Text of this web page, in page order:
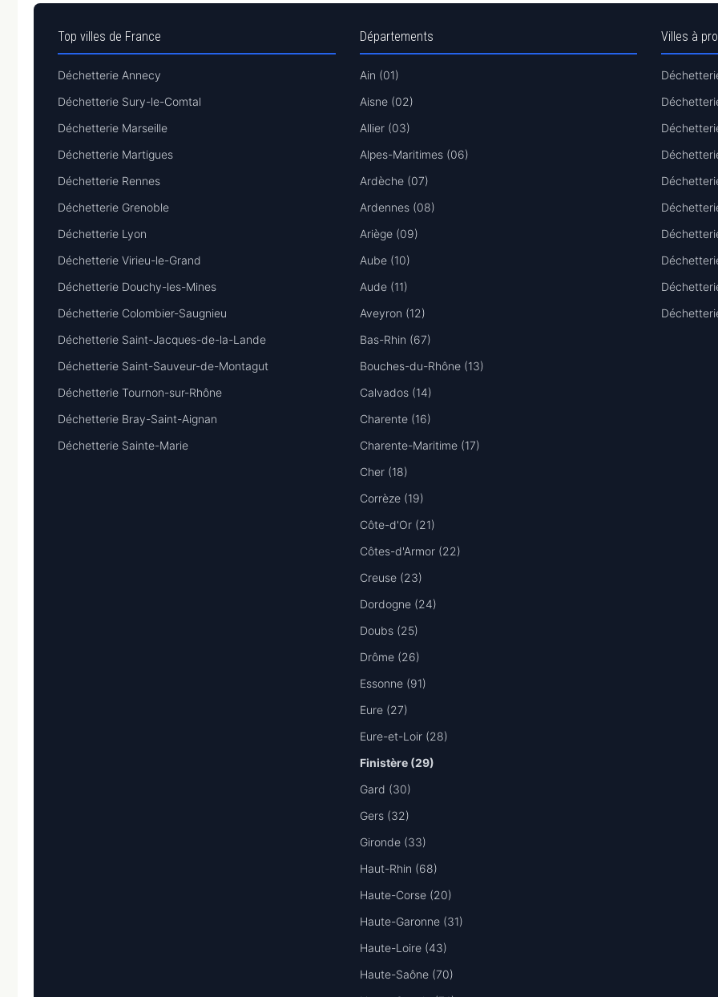
Top villes de France
Déchetterie Annecy
Déchetterie Sury-le-Comtal
Déchetterie Marseille
Déchetterie Martigues
Déchetterie Rennes
Déchetterie Grenoble
Déchetterie Lyon
Déchetterie Virieu-le-Grand
Déchetterie Douchy-les-Mines
Déchetterie Colombier-Saugnieu
Déchetterie Saint-Jacques-de-la-Lande
Déchetterie Saint-Sauveur-de-Montagut
Déchetterie Tournon-sur-Rhône
Déchetterie Bray-Saint-Aignan
Déchetterie Sainte-Marie
Départements
Ain (01)
Aisne (02)
Allier (03)
Alpes-Maritimes (06)
Ardèche (07)
Ardennes (08)
Ariège (09)
Aube (10)
Aude (11)
Aveyron (12)
Bas-Rhin (67)
Bouches-du-Rhône (13)
Calvados (14)
Charente (16)
Charente-Maritime (17)
Cher (18)
Corrèze (19)
Côte-d'Or (21)
Côtes-d'Armor (22)
Creuse (23)
Dordogne (24)
Doubs (25)
Drôme (26)
Essonne (91)
Eure (27)
Eure-et-Loir (28)
Finistère (29)
Gard (30)
Gers (32)
Gironde (33)
Haut-Rhin (68)
Haute-Corse (20)
Haute-Garonne (31)
Haute-Loire (43)
Haute-Saône (70)
Villes à